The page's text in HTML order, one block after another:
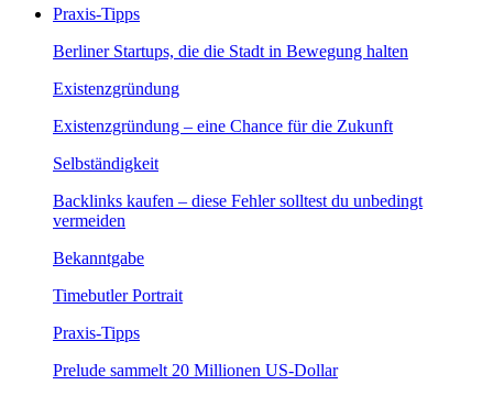
Praxis-Tipps
Berliner Startups, die die Stadt in Bewegung halten
Existenzgründung
Existenzgründung – eine Chance für die Zukunft
Selbständigkeit
Backlinks kaufen – diese Fehler solltest du unbedingt
vermeiden
Bekanntgabe
Timebutler Portrait
Praxis-Tipps
Prelude sammelt 20 Millionen US-Dollar